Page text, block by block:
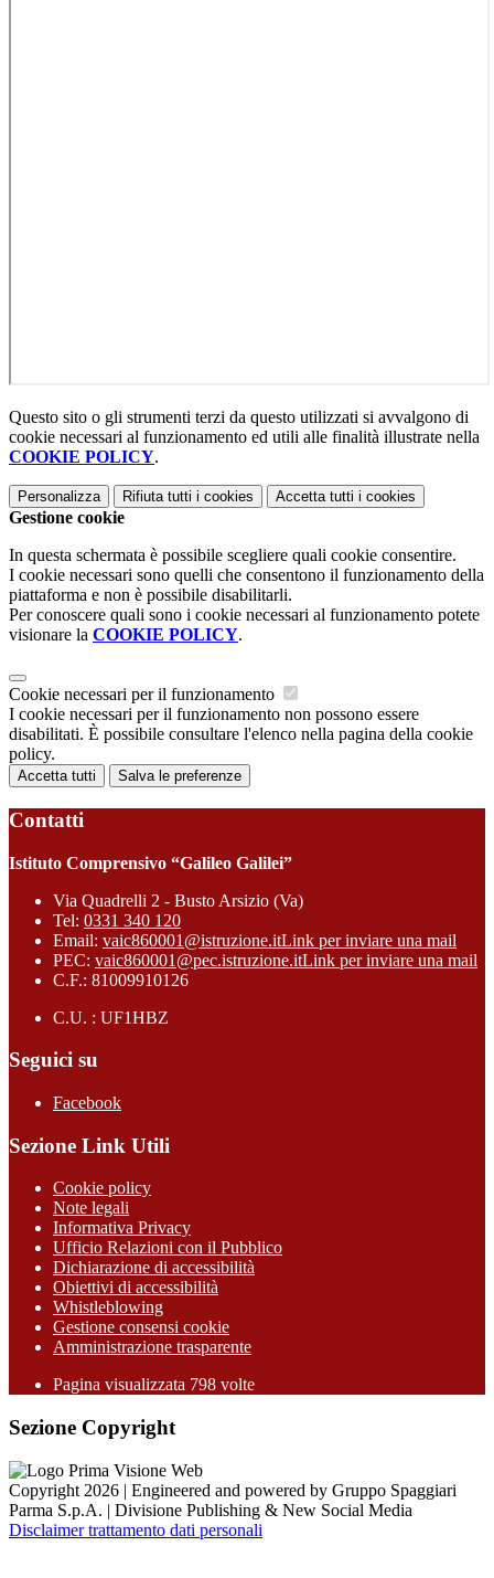
Questo sito o gli strumenti terzi da questo utilizzati si avvalgono di
cookie necessari al funzionamento ed utili alle finalità illustrate nella
COOKIE POLICY.
Personalizza Rifiuta tutti i cookies Accetta tutti i cookies
Gestione cookie
In questa schermata è possibile scegliere quali cookie consentire.
I cookie necessari sono quelli che consentono il funzionamento della
piattaforma e non è possibile disabilitarli.
Per conoscere quali sono i cookie necessari al funzionamento potete
visionare la COOKIE POLICY.
Cookie necessari per il funzionamento
I cookie necessari per il funzionamento non possono essere
disabilitati. È possibile consultare l'elenco nella pagina della cookie
policy.
Accetta tutti Salva le preferenze
Contatti
Istituto Comprensivo “Galileo Galilei”
Via Quadrelli 2 - Busto Arsizio (Va)
Tel: 0331 340 120
Email: vaic860001@istruzione.itLink per inviare una mail
PEC: vaic860001@pec.istruzione.itLink per inviare una mail
C.F.: 81009910126
C.U. : UF1HBZ
Seguici su
Facebook
Sezione Link Utili
Cookie policy
Note legali
Informativa Privacy
Ufficio Relazioni con il Pubblico
Dichiarazione di accessibilità
Obiettivi di accessibilità
Whistleblowing
Gestione consensi cookie
Amministrazione trasparente
Pagina visualizzata 798 volte
Sezione Copyright
Copyright 2026 | Engineered and powered by Gruppo Spaggiari
Parma S.p.A. | Divisione Publishing & New Social Media
Disclaimer trattamento dati personali